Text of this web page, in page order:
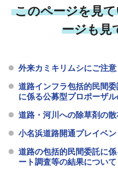
このページを見
ージも見
外来カミキリムシにご注意
道路インフラ包括的民間
に係る公募型プロポーザ
道路・河川への除草剤の
小名浜道路開通プレイベン
道路の包括的民間委託に
ート調査等の結果について